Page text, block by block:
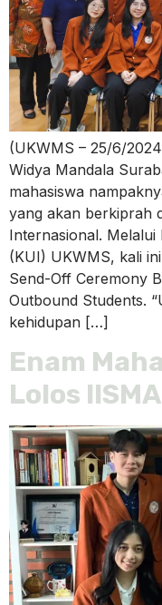
(UKWMS – 25/6/
Widya Mandala
mahasiswa
yang akan berkiprah
Internasional.
(KUI) UKWMS, kali
Send-Off Ceremony
Outbound Students.
kehidupan […]
Enam
Lolos